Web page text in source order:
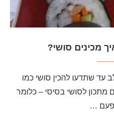
מכינים סושי?
עד שתדעו להכין סושי כמו
מתכון לסושי בסיסי – כלומר
פעם …